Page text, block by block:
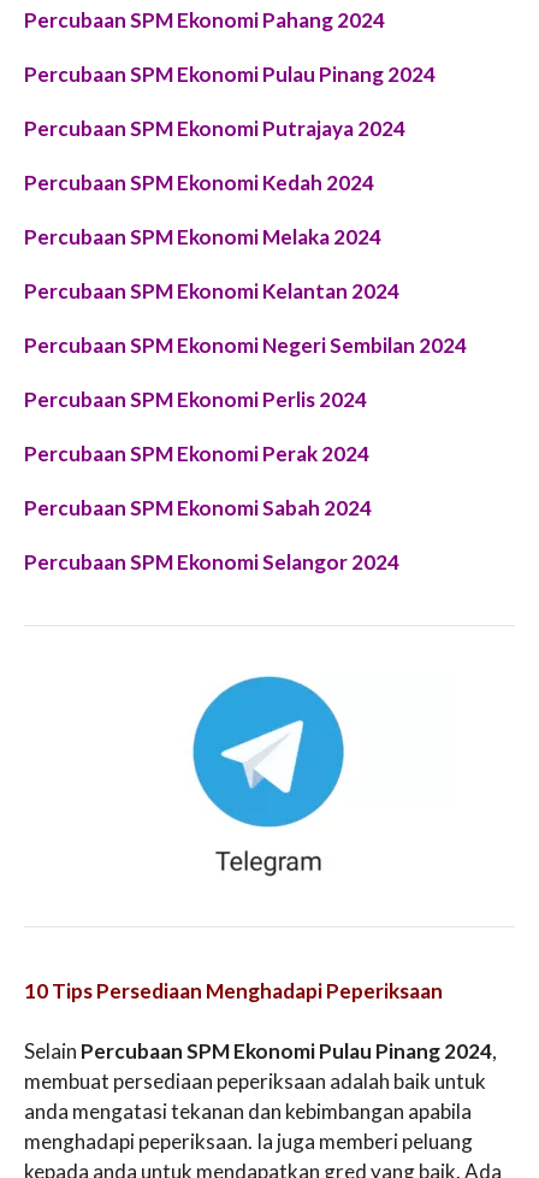
Percubaan SPM Ekonomi Pahang 2024
Percubaan SPM Ekonomi Pulau Pinang 2024
Percubaan SPM Ekonomi Putrajaya 2024
Percubaan SPM Ekonomi Kedah 2024
Percubaan SPM Ekonomi Melaka 2024
Percubaan SPM Ekonomi Kelantan 2024
Percubaan SPM Ekonomi Negeri Sembilan 2024
Percubaan SPM Ekonomi Perlis 2024
Percubaan SPM Ekonomi Perak 2024
Percubaan SPM Ekonomi Sabah 2024
Percubaan SPM Ekonomi Selangor 2024
10 Tips Persediaan Menghadapi Peperiksaan
Selain Percubaan SPM Ekonomi Pulau Pinang 2024,
membuat persediaan peperiksaan adalah baik untuk
anda mengatasi tekanan dan kebimbangan apabila
menghadapi peperiksaan. Ia juga memberi peluang
kepada anda untuk mendapatkan gred yang baik. Ada